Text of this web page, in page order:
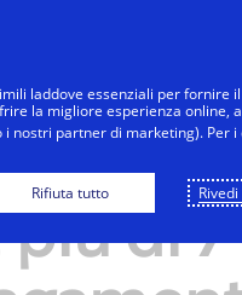
di
laddove essenziali per fornire
la migliore esperienza online,
nostri partner di marketing). Per
Rifiuta tutto